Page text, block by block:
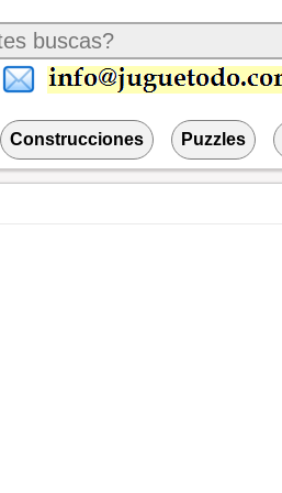
Construcciones Puzzles